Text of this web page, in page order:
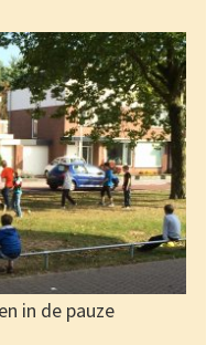
in de pauze